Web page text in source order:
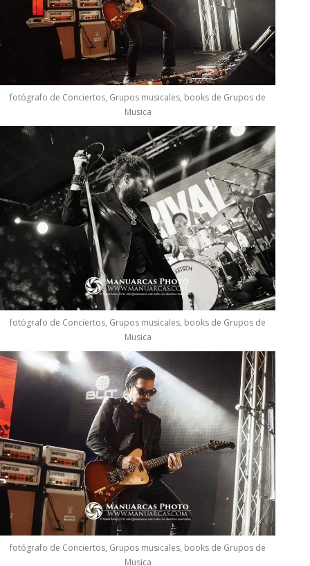
fotógrafo de Conciertos, Grupos musicales, books de Grupos de
Musica
fotógrafo de Conciertos, Grupos musicales, books de Grupos de
Musica
fotógrafo de Conciertos, Grupos musicales, books de Grupos de
Musica